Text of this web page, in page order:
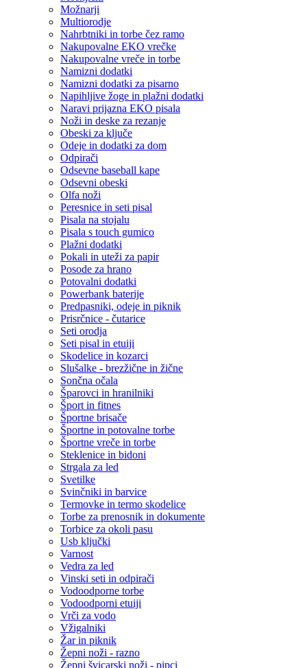
Možnarji
Multiorodje
Nahrbtniki in torbe čez ramo
Nakupovalne EKO vrečke
Nakupovalne vreče in torbe
Namizni dodatki
Namizni dodatki za pisarno
Napihljive žoge in plažni dodatki
Naravi prijazna EKO pisala
Noži in deske za rezanje
Obeski za ključe
Odeje in dodatki za dom
Odpirači
Odsevne baseball kape
Odsevni obeski
Olfa noži
Peresnice in seti pisal
Pisala na stojalu
Pisala s touch gumico
Plažni dodatki
Pokali in uteži za papir
Posode za hrano
Potovalni dodatki
Powerbank baterije
Predpasniki, odeje in piknik
Prisrčnice - čutarice
Seti orodja
Seti pisal in etuiji
Skodelice in kozarci
Slušalke - brezžične in žične
Sončna očala
Šparovci in hranilniki
Šport in fitnes
Športne brisače
Športne in potovalne torbe
Športne vreče in torbe
Steklenice in bidoni
Strgala za led
Svetilke
Svinčniki in barvice
Termovke in termo skodelice
Torbe za prenosnik in dokumente
Torbice za okoli pasu
Usb ključki
Varnost
Vedra za led
Vinski seti in odpirači
Vodoodporne torbe
Vodoodporni etuiji
Vrči za vodo
Vžigalniki
Žar in piknik
Žepni noži - razno
Žepni švicarski noži - pipci